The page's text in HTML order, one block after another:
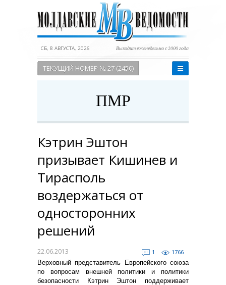
СБ, 8 АВГУСТА, 2026 Выходит еженедельно с 2000 года
ТЕКУЩИЙ НОМЕР № 27 (2450)
ПМР
Кэтрин Эштон
призывает Кишинев и
Тирасполь
воздержаться от
односторонних
решений
22.06.2013 1
1766
Верховный представитель Европейского союза
по вопросам внешней политики и политики
безопасности Кэтрин Эштон поддерживает